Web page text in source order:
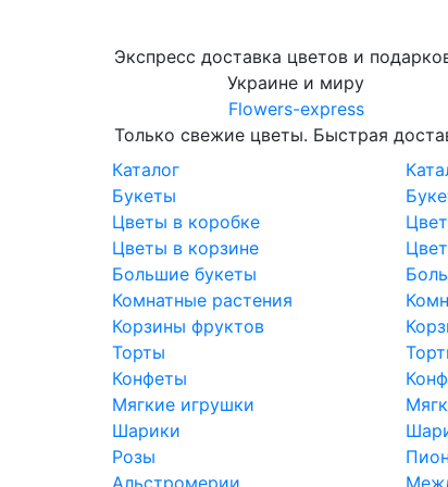
Экспресс доставка цветов и
Украине и миру
Flowers-express
Только свежие цветы. Быстрая
Каталог
Букеты
Цветы в коробке
Цветы в корзине
Большие букеты
Комнатные растения
Корзины фруктов
Торты
Конфеты
Мягкие игрушки
Шарики
Розы
Альстромерии